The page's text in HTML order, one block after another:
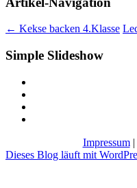
← Kekse backen 4.Klasse
Simple Slideshow
Impressum|
Dieses Blog läuft mit